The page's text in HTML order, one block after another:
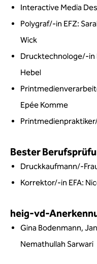
Interactive Media
Polygraf/-in EFZ:
Wick
Drucktechnologe/-in
Hebel
Epée Komme
Bester
Druckkaufmann/-
Korrektor/-in EFA:
heig-vd-
Gina Bodenmann,
Nemathullah Sarwari